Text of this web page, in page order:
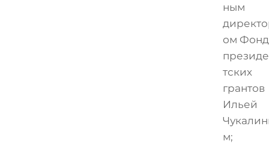
ным
ом
тских
грантов
Ильей
м;